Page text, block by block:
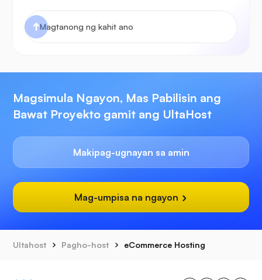
Magsimula Ngayon, Mas Pabilisin ang
Bawat Proyekto gamit ang UltaHost
Makipag-ugnayan sa amin
Mag-umpisa na ngayon
Ultahost Pagho-host eCommerce Hosting